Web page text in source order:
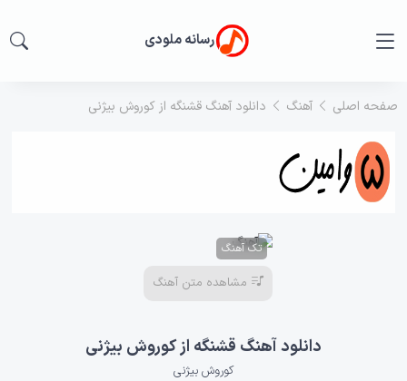
رسانه ملودی
صفحه اصلی آهنگ دانلود آهنگ قشنگه از کوروش بیژنی
تک آهنگ
مشاهده متن آهنگ
دانلود آهنگ قشنگه از کوروش بیژنی
کوروش بیژنی